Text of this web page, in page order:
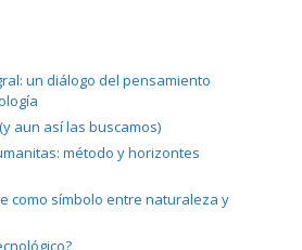
un diálogo del pensamiento
aun así las buscamos)
método y horizontes
como símbolo entre naturaleza y